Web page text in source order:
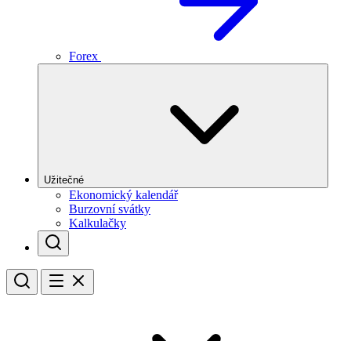
Forex
Užitečné
Ekonomický kalendář
Burzovní svátky
Kalkulačky